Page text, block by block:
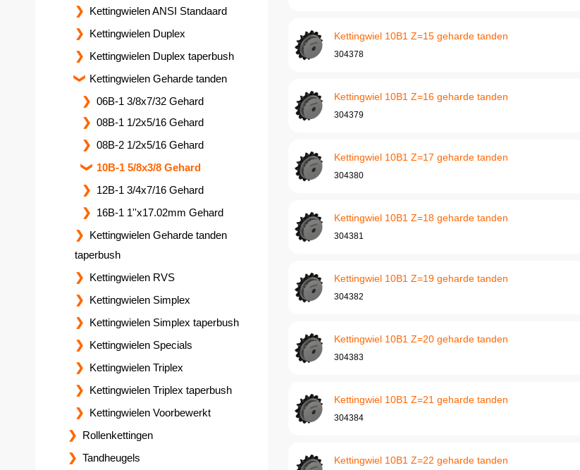
Kettingwiel 10B1 Z=15 geharde tanden
304378
Kettingwiel 10B1 Z=16 geharde tanden
304379
Kettingwiel 10B1 Z=17 geharde tanden
304380
Kettingwiel 10B1 Z=18 geharde tanden
304381
Kettingwiel 10B1 Z=19 geharde tanden
304382
Kettingwiel 10B1 Z=20 geharde tanden
304383
Kettingwiel 10B1 Z=21 geharde tanden
304384
Kettingwiel 10B1 Z=22 geharde tanden
Kettingwielen ANSI Standaard
Kettingwielen Duplex
Kettingwielen Duplex taperbush
Kettingwielen Geharde tanden
06B-1 3/8x7/32 Gehard
08B-1 1/2x5/16 Gehard
08B-2 1/2x5/16 Gehard
10B-1 5/8x3/8 Gehard
12B-1 3/4x7/16 Gehard
16B-1 1''x17.02mm Gehard
Kettingwielen Geharde tanden
taperbush
Kettingwielen RVS
Kettingwielen Simplex
Kettingwielen Simplex taperbush
Kettingwielen Specials
Kettingwielen Triplex
Kettingwielen Triplex taperbush
Kettingwielen Voorbewerkt
Rollenkettingen
Tandheugels